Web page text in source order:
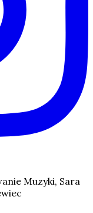
Muzyki, Sara